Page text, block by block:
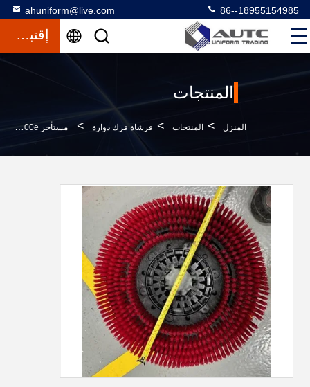
ahuniform@live.com 86--18955154985
إقتباس
المنتجات
المنزل > المنتجات > فرشاة فرك دوارة > مستأجر T300e T500e فرشاة تنظيف الأرضية الصناعية 12 بوصة إلى 21 بوصة ورشة عمل فرشاة آلة التنظيف